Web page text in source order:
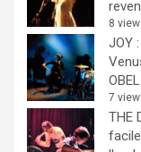
8
JOY
7
THE